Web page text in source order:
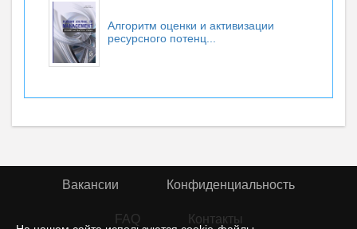
Алгоритм оценки и активизации
ресурсного потенц...
Вакансии Конфиденциальность
FAQ Контакты